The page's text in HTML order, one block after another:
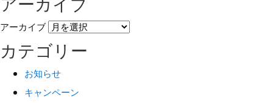
アーカイブ
カテゴリー
お知らせ
キャンペーン